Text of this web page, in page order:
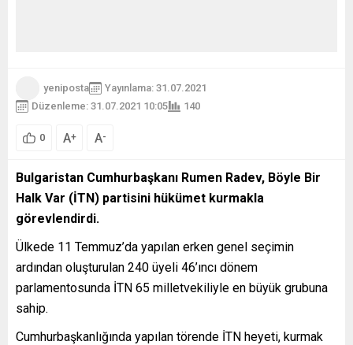
yeniposta
Yayınlama: 31.07.2021
Düzenleme: 31.07.2021 10:05
140
0 A+ A-
Bulgaristan Cumhurbaşkanı Rumen Radev, Böyle Bir
Halk Var (İTN) partisini hükümet kurmakla
görevlendirdi.
Ülkede 11 Temmuz’da yapılan erken genel seçimin
ardından oluşturulan 240 üyeli 46’ıncı dönem
parlamentosunda İTN 65 milletvekiliyle en büyük grubuna
sahip.
Cumhurbaşkanlığında yapılan törende İTN heyeti, kurmak